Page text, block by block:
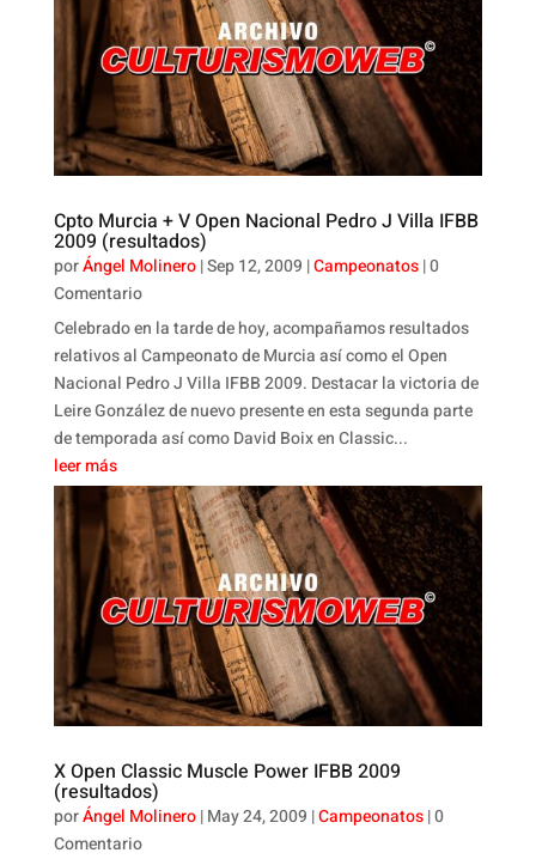
Cpto Murcia + V Open Nacional Pedro J Villa IFBB
2009 (resultados)
porÁngel Molinero|Sep 12, 2009 |Campeonatos| 0
Comentario
Celebrado en la tarde de hoy, acompañamos resultados
relativos al Campeonato de Murcia así como el Open
Nacional Pedro J Villa IFBB 2009. Destacar la victoria de
Leire González de nuevo presente en esta segunda parte
de temporada así como David Boix en Classic...
leer más
X Open Classic Muscle Power IFBB 2009
(resultados)
porÁngel Molinero|May 24, 2009 |Campeonatos| 0
Comentario